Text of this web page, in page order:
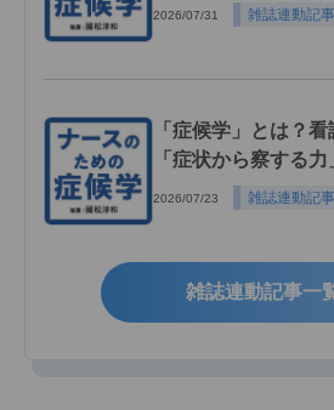
2026/07/31 雑誌連動記事
「症候学」とは？
「症状から察する
2026/07/23 雑誌連動記事
雑誌連動記事一